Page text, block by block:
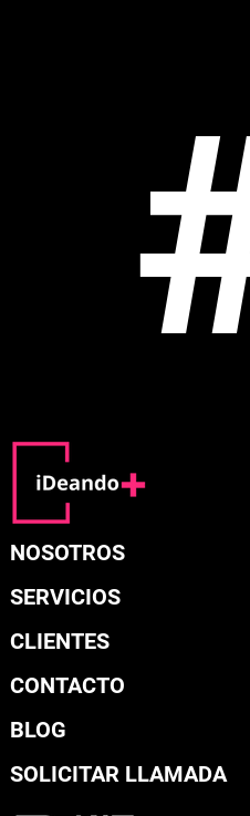
NOSOTROS
SERVICIOS
CLIENTES
CONTACTO
BLOG
SOLICITAR LLAMADA